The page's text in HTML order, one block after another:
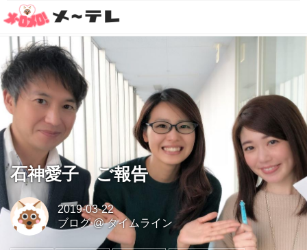
石神愛子 ご報告
2019-03-22
ブログ@タイムライン